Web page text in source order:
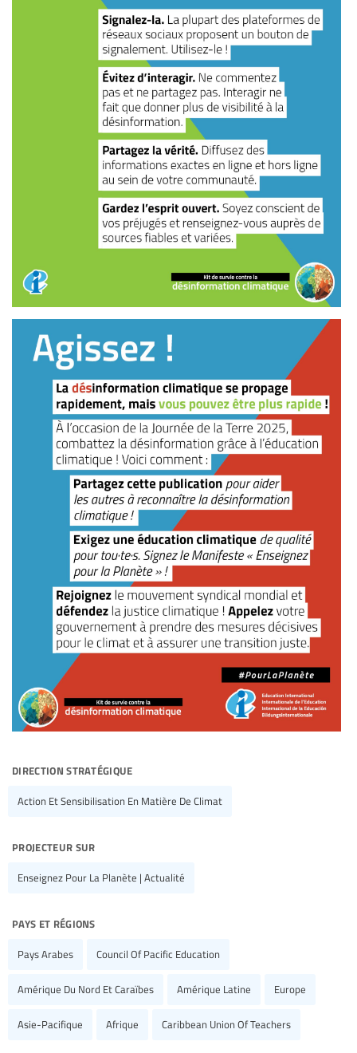
direction stratégique
Action Et Sensibilisation En Matière De Climat
projecteur sur
Enseignez Pour La Planète | Actualité
pays et régions
Pays Arabes Council Of Pacific Education
Amérique Du Nord Et Caraïbes Amérique Latine Europe
Asie-Pacifique Afrique Caribbean Union Of Teachers